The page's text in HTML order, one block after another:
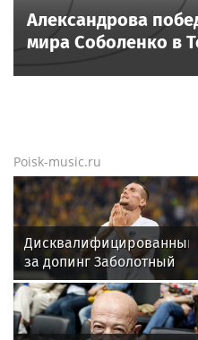
Александрова
мира Соболенко в
Poisk-music.ru
Дисквалифицированный
за допинг Заболотный
подписал контракт с
клубом Басты